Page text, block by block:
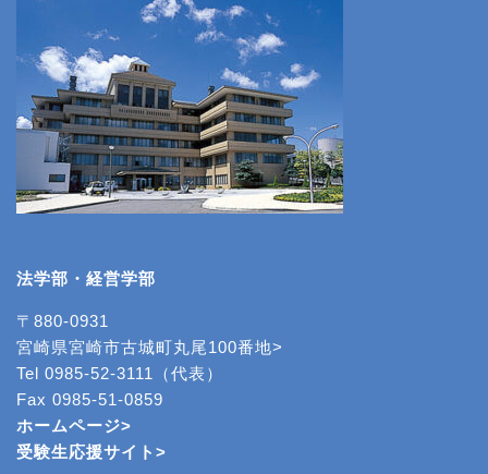
法学部・経営学部
〒880-0931
宮崎県宮崎市古城町丸尾100番地>
Tel 0985-52-3111（代表）
Fax 0985-51-0859
ホームページ>
受験生応援サイト>